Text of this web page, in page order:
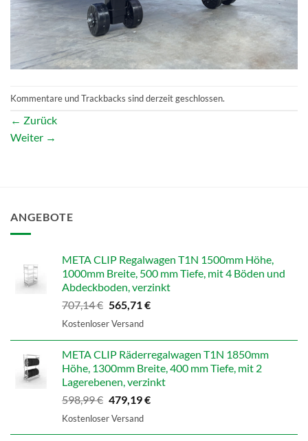
Kommentare und Trackbacks sind derzeit geschlossen.
← Zurück
Weiter →
ANGEBOTE
META CLIP Regalwagen T1N 1500mm Höhe,
1000mm Breite, 500 mm Tiefe, mit 4 Böden und
Abdeckboden, verzinkt
707,14€ Ursprünglicher
Preis
565,71€Aktueller
Kostenloser Versand
META CLIP Räderregalwagen T1N 1850mm
Höhe, 1300mm Breite, 400 mm Tiefe, mit 2
Lagerebenen, verzinkt
598,99€ Ursprünglicher
Preis
479,19€Aktueller
Kostenloser Versand